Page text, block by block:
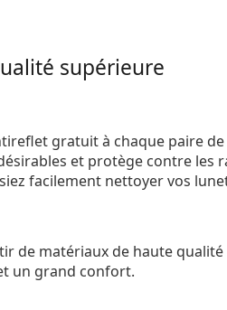
supérieure
gratuit à chaque paire
et protège contre les
facilement nettoyer vos
de matériaux de haute
un grand confort.